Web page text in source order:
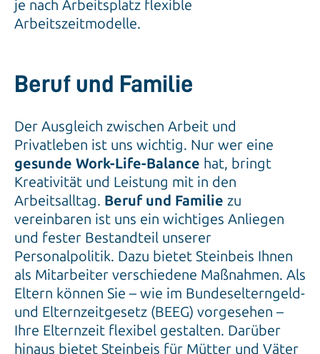
je nach Arbeitsplatz flexible
Arbeitszeitmodelle.
Beruf und Familie
Der Ausgleich zwischen Arbeit und
Privatleben ist uns wichtig. Nur wer eine
gesunde Work-Life-Balance hat, bringt
Kreativität und Leistung mit in den
Arbeitsalltag. Beruf und Familie zu
vereinbaren ist uns ein wichtiges Anliegen
und fester Bestandteil unserer
Personalpolitik. Dazu bietet Steinbeis Ihnen
als Mitarbeiter verschiedene Maßnahmen. Als
Eltern können Sie – wie im Bundeselterngeld-
und Elternzeitgesetz (BEEG) vorgesehen –
Ihre Elternzeit flexibel gestalten. Darüber
hinaus bietet Steinbeis für Mütter und Väter